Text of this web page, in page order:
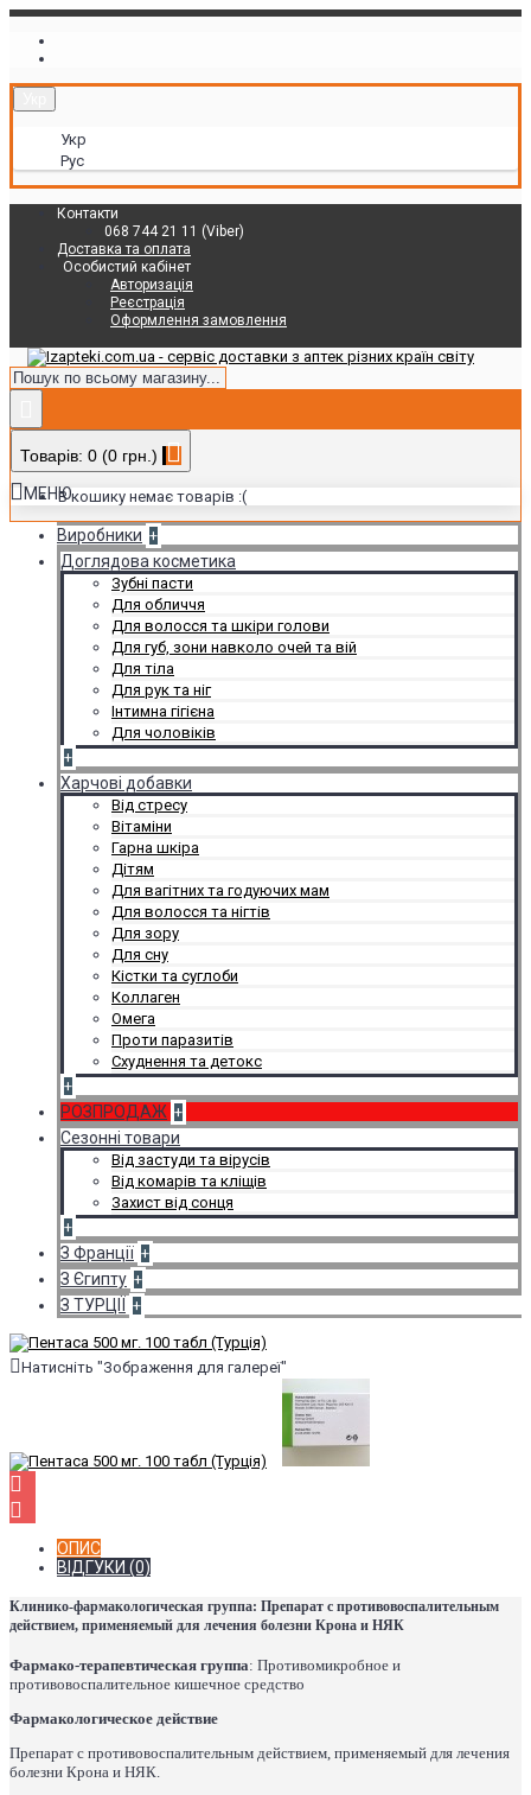
Укр
Рус
Контакти
068 744 21 11 (Viber)
Доставка та оплата
Особистий кабінет
Авторизація
Реєстрація
Оформлення замовлення
Товарів: 0 (0 грн.)
В кошику немає товарів :(
МЕНЮ
Виробники +
Доглядова косметика
Зубні пасти
Для обличчя
Для волосся та шкіри голови
Для губ, зони навколо очей та вій
Для тіла
Для рук та ніг
Інтимна гігієна
Для чоловіків
+
Харчові добавки
Від стресу
Вітаміни
Гарна шкіра
Дітям
Для вагітних та годуючих мам
Для волосся та нігтів
Для зору
Для сну
Кістки та суглоби
Коллаген
Омега
Проти паразитів
Схуднення та детокс
+
РОЗПРОДАЖ +
Сезонні товари
Від застуди та вірусів
Від комарів та кліщів
Захист від сонця
+
З Франції +
З Єгипту +
З ТУРЦІЇ +
Натисніть "Зображення для галереї"
ОПИС
ВІДГУКИ (0)
Клинико-фармакологическая группа: Препарат с противовоспалительным
действием, применяемый для лечения болезни Крона и НЯК
Фармако-терапевтическая группа: Противомикробное и
противовоспалительное кишечное средство
Фармакологическое действие
Препарат с противовоспалительным действием, применяемый для лечения
болезни Крона и НЯК.